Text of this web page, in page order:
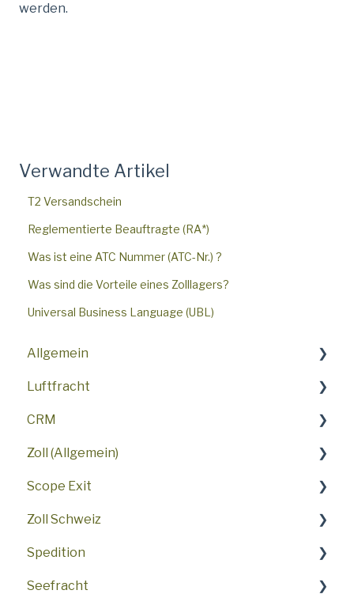
werden.
Verwandte Artikel
T2 Versandschein
Reglementierte Beauftragte (RA*)
Was ist eine ATC Nummer (ATC-Nr.) ?
Was sind die Vorteile eines Zolllagers?
Universal Business Language (UBL)
Allgemein
Top-Funktionen
Erste Schritte
Häufig gestellte Fragen
Benutzeroberfläche
Sicherheit
Einstellungen
Demo
Luftfracht
Häufig gestellte Fragen
AWB
Verfahren
Air Freight Booking Portal
Airline Messaging
CRM
Häufig gestellte Fragen
Verkaufsaktivitäten
Zoll (Allgemein)
SCI - Scope Customs Integration
ATLAS
FAQ
Zoll USA
Scope Exit
Einführung
Direkt
Sendungen
Zoll Schweiz
Allgemein
Ausfuhr
Spedition
Besondere Funktionen
Seefracht